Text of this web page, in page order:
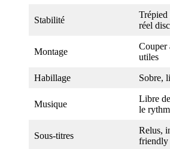
Stabilité
Trépied
réel
Montage
Couper
utiles
Habillage Sobre,
Musique
Libre
le
Sous-titres
Relus,
friendly